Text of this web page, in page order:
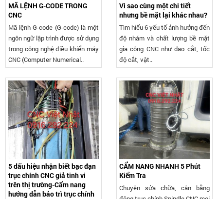
MÃ LỆNH G-CODE TRONG
CNC
Mã lệnh G-code (G-code) là một
ngôn ngữ lập trình được sử dụng
trong công nghệ điều khiển máy
CNC (Computer Numerical..
Vì sao cùng một chi tiết
nhưng bề mặt lại khác nhau?
Tìm hiểu 6 yếu tố ảnh hưởng đến
độ nhám và chất lượng bề mặt
gia công CNC như dao cắt, tốc
độ cắt, vật..
5 dấu hiệu nhận biết bạc đạn
trục chính CNC giả tinh vi
trên thị trường-Cẩm nang
hướng dẫn bảo trì trục chính
CẨM NANG NHANH 5 Phút
Kiểm Tra
Chuyên sửa chữa, cân bằng